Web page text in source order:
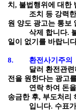
치, 불법행위에 대한
조치 등 강력한
원 양도 광고는 통보
삭제 합니다. 불
일이 없기를 바랍니
8. 환전사기주의
달러 환전관련해
전을 원한다는 광고
연락 하여 돈을 받
송금한 후, 부도처리
입니다. 수표가